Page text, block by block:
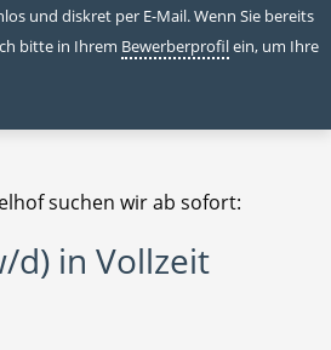
und diskret per E-Mail. Wenn Sie bereits
bitte in Ihrem Bewerberprofilein, um Ihre
suchen wir ab sofort:
d) in Vollzeit